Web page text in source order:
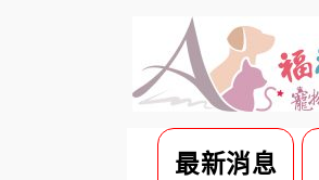
最新消息